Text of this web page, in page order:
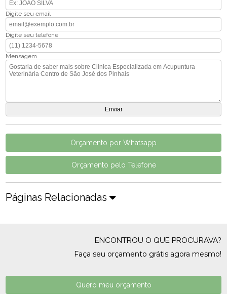
Digite seu email
Digite seu telefone
Mensagem
Orçamento por Whatsapp
Orçamento pelo Telefone
Páginas Relacionadas
ENCONTROU O QUE PROCURAVA?
Faça seu orçamento grátis agora mesmo!
Quero meu orçamento